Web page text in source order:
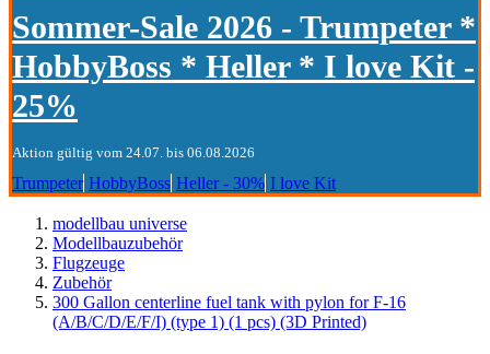
Sommer-Sale 2026 - Trumpeter *
HobbyBoss * Heller * I love Kit -
25%
Aktion gültig vom 24.07. bis 06.08.2026
Trumpeter HobbyBoss Heller - 30% I love Kit
modellbau universe
Modellbauzubehör
Flugzeuge
Zubehör
300 Gallon centerline fuel tank with pylon for F-16
(A/B/C/D/E/F/I) (type 1) (1 pcs) (3D Printed)